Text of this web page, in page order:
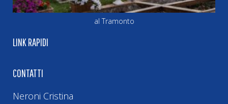
al Tramonto
LINK RAPIDI
CONTATTI
Neroni Cristina